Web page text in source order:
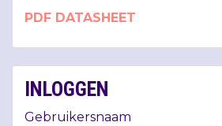
PDF DATASHEET
INLOGGEN
Gebruikersnaam